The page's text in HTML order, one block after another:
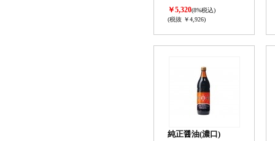
￥5,320(8%税込)
(税抜 ￥4,926)
純正醤油(濃口)